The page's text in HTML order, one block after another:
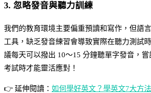
3. 忽略發音與聽力訓練
我們的教育環境主要偏重預讀和寫作，但語
工具，缺乏發音練習會導致實際在聽力測試
議每天可以撥出 10～15 分鐘聽單字發音，嘗
考試時才能靈活應對！
👉 延伸閱讀： 如何學好英文？學英文7大方